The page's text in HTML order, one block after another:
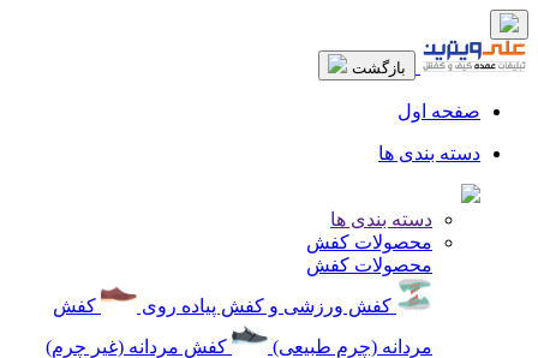
بازگشت
صفحه اول
دسته بندی ها
دسته بندی ها
محصولات کفش
محصولات کفش
کفش ورزشی و کفش پیاده روی
کفش
مردانه (چرم طبیعی)
کفش مردانه (غیر چرم)